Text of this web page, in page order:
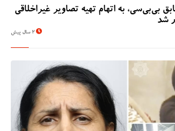
بی‌بی‌سی، به اتهام تهیه تصاویر غیراخلاقی
شد
2 سال پیش